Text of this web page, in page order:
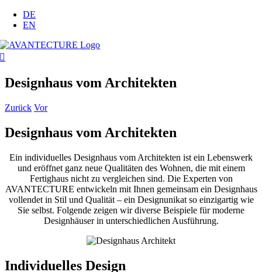
Zum
Inhalt
DE
EN
Designhaus vom Architekten
Zurück Vor
Designhaus vom Architekten
Ein individuelles Designhaus vom Architekten ist ein Lebenswerk
und eröffnet ganz neue Qualitäten des Wohnen, die mit einem
Fertighaus nicht zu vergleichen sind. Die Experten von
AVANTECTURE entwickeln mit Ihnen gemeinsam ein Designhaus
vollendet in Stil und Qualität – ein Designunikat so einzigartig wie
Sie selbst. Folgende zeigen wir diverse Beispiele für moderne
Designhäuser in unterschiedlichen Ausführung.
Individuelles Design